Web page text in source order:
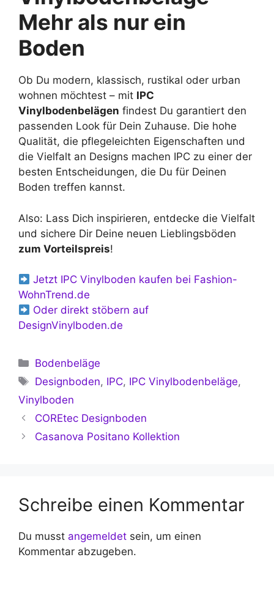
Mehr als nur ein
Boden
Ob Du modern, klassisch, rustikal oder urban
wohnen möchtest – mit IPC
Vinylbodenbelägen findest Du garantiert den
passenden Look für Dein Zuhause. Die hohe
Qualität, die pflegeleichten Eigenschaften und
die Vielfalt an Designs machen IPC zu einer der
besten Entscheidungen, die Du für Deinen
Boden treffen kannst.
Also: Lass Dich inspirieren, entdecke die Vielfalt
und sichere Dir Deine neuen Lieblingsböden
zum Vorteilspreis!
Jetzt IPC Vinylboden kaufen bei Fashion-
WohnTrend.de
Oder direkt stöbern auf
DesignVinylboden.de
Kategorien
Bodenbeläge
Schlagwörter
Designboden, IPC, IPC Vinylbodenbeläge,
Vinylboden
COREtec Designboden
Casanova Positano Kollektion
Schreibe einen Kommentar
Du musst angemeldet sein, um einen
Kommentar abzugeben.